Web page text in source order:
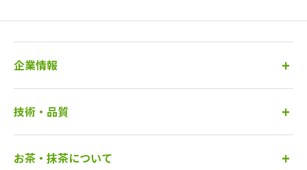
企業情報
技術・品質
お茶・抹茶について